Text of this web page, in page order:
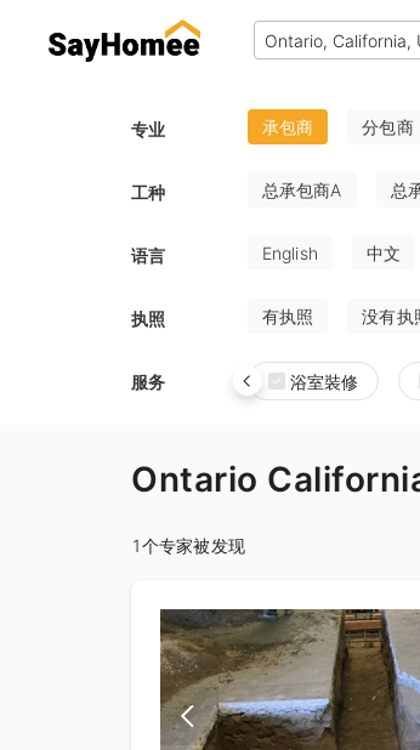
专业 承包商 分包商
工种 总承包商A 总
语言 English 中文
执照 有执照 没有执
服务 浴室裝修
Ontario
1个专家被发现